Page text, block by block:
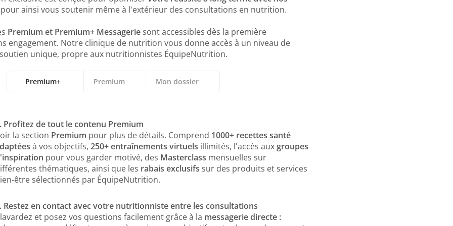
ainsi vous soutenir même à l'extérieur des consultations en nutrition.
Premium et Premium+ Messagerie sont accessibles dès la première
engagement. Notre clinique de nutrition vous donne accès à un niveau de
soutien unique, propre aux nutritionnistes ÉquipeNutrition.
Premium+ Premium Mon dossier
Profitez de tout le contenu Premium
la section Premium pour plus de détails. Comprend 1000+ recettes santé
à vos objectifs, 250+ entraînements virtuels illimités, l'accès aux groupes
pour vous garder motivé, des Masterclass mensuelles sur
thématiques, ainsi que les rabais exclusifs sur des produits et services
être sélectionnés par ÉquipeNutrition.
Restez en contact avec votre nutritionniste entre les consultations
et posez vos questions facilement grâce à la messagerie directe :
1. Entraînements virtuels illimités
Accédez à plus de 250 séances d’entraînement guidées par des professionnels. À la
maison ou en déplacement, trouvez toujours un entraînement adapté pour vous.
2. Recettes saines et savoureuses
Découvrez plus de 1000 recettes santés créées par nos nutritionnistes pour
3. Rabais exclusifs
1. Accès pratique à vos outils
Accédez facilement à vos rendez-vous, aux reçus pour assurances, ainsi qu'aux
documents remis en consultation. Même après avoir terminé votre parcours avec
votre nutritionniste, vous gardez accès à ces outils précieux.
2. Suivi personnalisé de vos progrès
Fixez-vous des défis et célébrez chaque victoire pour rester motivé(e).